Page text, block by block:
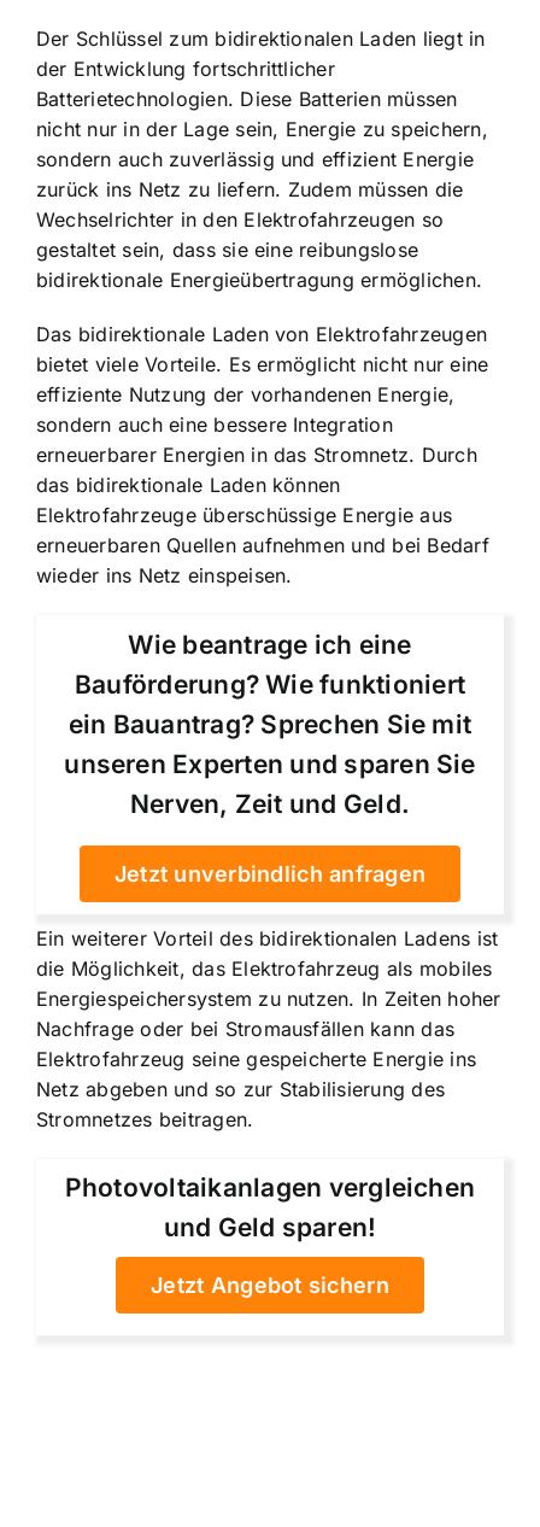
Der Schlüssel zum bidirektionalen Laden liegt in
der Entwicklung fortschrittlicher
Batterietechnologien. Diese Batterien müssen
nicht nur in der Lage sein, Energie zu speichern,
sondern auch zuverlässig und effizient Energie
zurück ins Netz zu liefern. Zudem müssen die
Wechselrichter in den Elektrofahrzeugen so
gestaltet sein, dass sie eine reibungslose
bidirektionale Energieübertragung ermöglichen.
Das bidirektionale Laden von Elektrofahrzeugen
bietet viele Vorteile. Es ermöglicht nicht nur eine
effiziente Nutzung der vorhandenen Energie,
sondern auch eine bessere Integration
erneuerbarer Energien in das Stromnetz. Durch
das bidirektionale Laden können
Elektrofahrzeuge überschüssige Energie aus
erneuerbaren Quellen aufnehmen und bei Bedarf
wieder ins Netz einspeisen.
Wie beantrage ich eine
Bauförderung? Wie funktioniert
ein Bauantrag? Sprechen Sie mit
unseren Experten und sparen Sie
Nerven, Zeit und Geld.
Jetzt unverbindlich anfragen
Ein weiterer Vorteil des bidirektionalen Ladens ist
die Möglichkeit, das Elektrofahrzeug als mobiles
Energiespeichersystem zu nutzen. In Zeiten hoher
Nachfrage oder bei Stromausfällen kann das
Elektrofahrzeug seine gespeicherte Energie ins
Netz abgeben und so zur Stabilisierung des
Stromnetzes beitragen.
Photovoltaikanlagen vergleichen
und Geld sparen!
Jetzt Angebot sichern